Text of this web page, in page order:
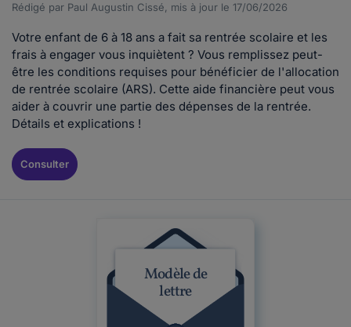
Rédigé par Paul Augustin Cissé, mis à jour le 17/06/2026
Votre enfant de 6 à 18 ans a fait sa rentrée scolaire et les
frais à engager vous inquiètent ? Vous remplissez peut-
être les conditions requises pour bénéficier de l'allocation
de rentrée scolaire (ARS). Cette aide financière peut vous
aider à couvrir une partie des dépenses de la rentrée.
Détails et explications !
Consulter
Modèle de
lettre